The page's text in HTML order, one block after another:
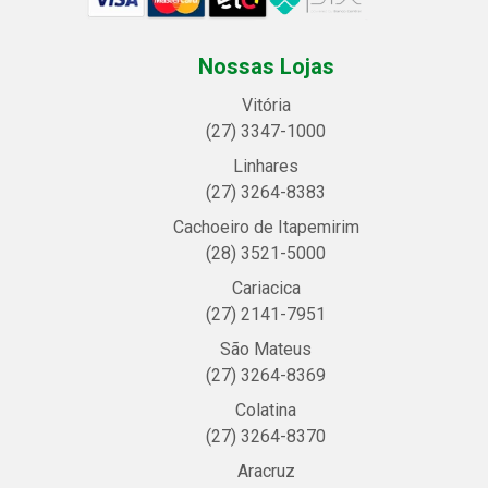
Nossas Lojas
Vitória
(27) 3347-1000
Linhares
(27) 3264-8383
Cachoeiro de Itapemirim
(28) 3521-5000
Cariacica
(27) 2141-7951
São Mateus
(27) 3264-8369
Colatina
(27) 3264-8370
Aracruz